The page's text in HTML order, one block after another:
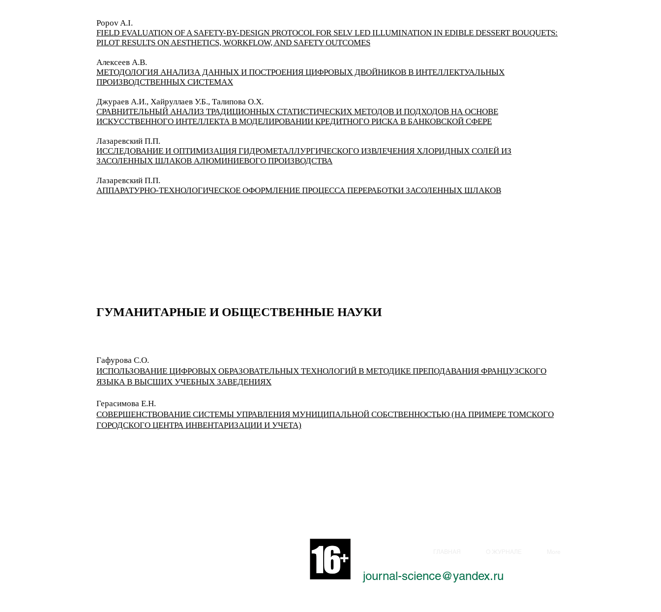
​Popov A.I.
FIELD EVALUATION OF A SAFETY-BY-DESIGN PROTOCOL FOR SELV LED ILLUMINATION IN EDIBLE DESSERT BOUQUETS:
PILOT RESULTS ON AESTHETICS, WORKFLOW, AND SAFETY OUTCOMES
Алексеев А.В.
МЕТОДОЛОГИЯ АНАЛИЗА ДАННЫХ И ПОСТРОЕНИЯ ЦИФРОВЫХ ДВОЙНИКОВ В ИНТЕЛЛЕКТУАЛЬНЫХ
ПРОИЗВОДСТВЕННЫХ СИСТЕМАХ
Джураев А.И., Хайруллаев У.Б., Талипова О.Х.
СРАВНИТЕЛЬНЫЙ АНАЛИЗ ТРАДИЦИОННЫХ СТАТИСТИЧЕСКИХ МЕТОДОВ И ПОДХОДОВ НА ОСНОВЕ
ИСКУССТВЕННОГО ИНТЕЛЛЕКТА В МОДЕЛИРОВАНИИ КРЕДИТНОГО РИСКА В БАНКОВСКОЙ СФЕРЕ
Лазаревский П.П.
ИССЛЕДОВАНИЕ И ОПТИМИЗАЦИЯ ГИДРОМЕТАЛЛУРГИЧЕСКОГО ИЗВЛЕЧЕНИЯ ХЛОРИДНЫХ СОЛЕЙ ИЗ
ЗАСОЛЕННЫХ ШЛАКОВ АЛЮМИНИЕВОГО ПРОИЗВОДСТВА
Лазаревский П.П.
АППАРАТУРНО-ТЕХНОЛОГИЧЕСКОЕ ОФОРМЛЕНИЕ ПРОЦЕССА ПЕРЕРАБОТКИ ЗАСОЛЕННЫХ ШЛАКОВ
ГУМАНИТАРНЫЕ И ОБЩЕСТВЕННЫЕ НАУКИ
​Гафурова С.О.
ИСПОЛЬЗОВАНИЕ ЦИФРОВЫХ ОБРАЗОВАТЕЛЬНЫХ ТЕХНОЛОГИЙ В МЕТОДИКЕ ПРЕПОДАВАНИЯ ФРАНЦУЗСКОГО
ЯЗЫКА В ВЫСШИХ УЧЕБНЫХ ЗАВЕДЕНИЯХ
Герасимова Е.Н.
СОВЕРШЕНСТВОВАНИЕ СИСТЕМЫ УПРАВЛЕНИЯ МУНИЦИПАЛЬНОЙ СОБСТВЕННОСТЬЮ (НА ПРИМЕРЕ ТОМСКОГО
ГОРОДСКОГО ЦЕНТРА ИНВЕНТАРИЗАЦИИ И УЧЕТА)
journal-science@yandex.ru